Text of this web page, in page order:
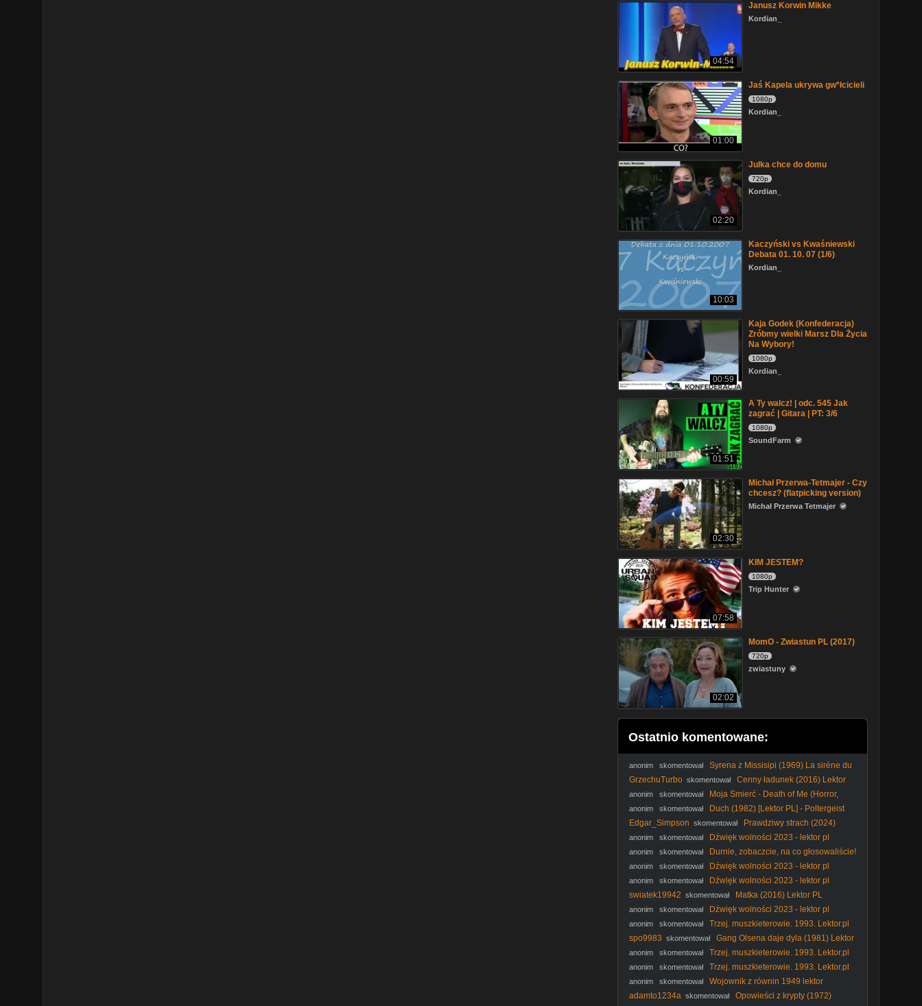
04:54
Janusz Korwin Mikke
Kordian_
01:00
Jaś Kapela ukrywa gw*łcicieli
1080p
Kordian_
02:20
Julka chce do domu
720p
Kordian_
10:03
Kaczyński vs Kwaśniewski
Debata 01. 10. 07 (1/6)
Kordian_
00:59
Kaja Godek (Konfederacja)
Zróbmy wielki Marsz Dla Życia
Na Wybory!
1080p
Kordian_
01:51
A Ty walcz! | odc. 545 Jak
zagrać | Gitara | PT: 3/6
1080p
SoundFarm
02:30
Michał Przerwa-Tetmajer - Czy
chcesz? (flatpicking version)
Michał Przerwa Tetmajer
07:58
KIM JESTEM?
1080p
Trip Hunter
02:02
MomO - Zwiastun PL (2017)
720p
zwiastuny
Ostatnio komentowane:
anonim skomentował
Syrena z Missisipi (1969) La sirène du
Mississipi [1080p]
GrzechuTurbo skomentował
Cenny ładunek (2016) Lektor
anonim skomentował
Moja Śmierć - Death of Me (Horror,
2020) [napisy pl]
anonim skomentował
Duch (1982) [Lektor PL] - Poltergeist
Edgar_Simpson skomentował
Prawdziwy strach (2024)
Lektor PL
anonim skomentował Dźwięk wolności 2023 - lektor pl
anonim skomentował
Durnie, zobaczcie, na co głosowaliście!
#Nawrocki #Batyr #protestanci #wybory2025 #polityka
anonim skomentował Dźwięk wolności 2023 - lektor pl
anonim skomentował
Dźwięk wolności 2023 - lektor pl
swiatek19942 skomentował Matka (2016) Lektor PL
anonim skomentował Dźwięk wolności 2023 - lektor pl
anonim skomentował
Trzej. muszkieterowie. 1993. Lektor.pl
spo9983 skomentował
Gang Olsena daje dyla (1981) Lektor
anonim skomentował Trzej. muszkieterowie. 1993. Lektor.pl
anonim skomentował Trzej. muszkieterowie. 1993. Lektor.pl
anonim skomentował
Wojownik z równin 1949 lektor
adamto1234a skomentował
Opowieści z krypty (1972)